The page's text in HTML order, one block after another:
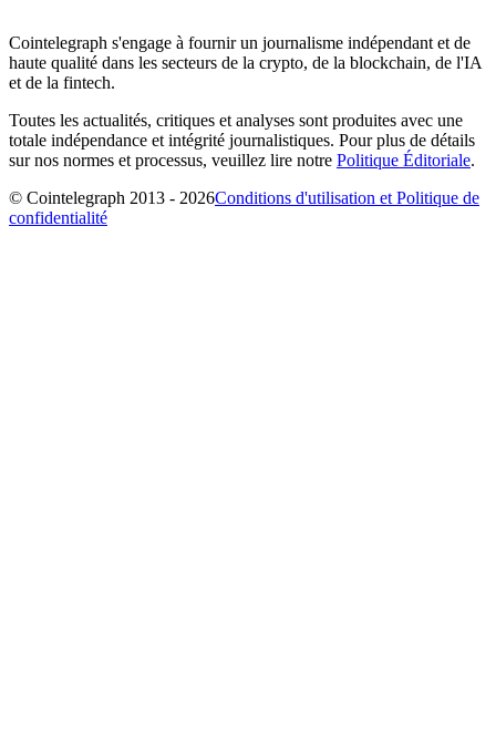
Cointelegraph s'engage à fournir un journalisme indépendant et de
haute qualité dans les secteurs de la crypto, de la blockchain, de l'IA
et de la fintech.
Toutes les actualités, critiques et analyses sont produites avec une
totale indépendance et intégrité journalistiques. Pour plus de détails
sur nos normes et processus, veuillez lire notre Politique Éditoriale.
© Cointelegraph 2013 - 2026Conditions d'utilisation et Politique de
confidentialité